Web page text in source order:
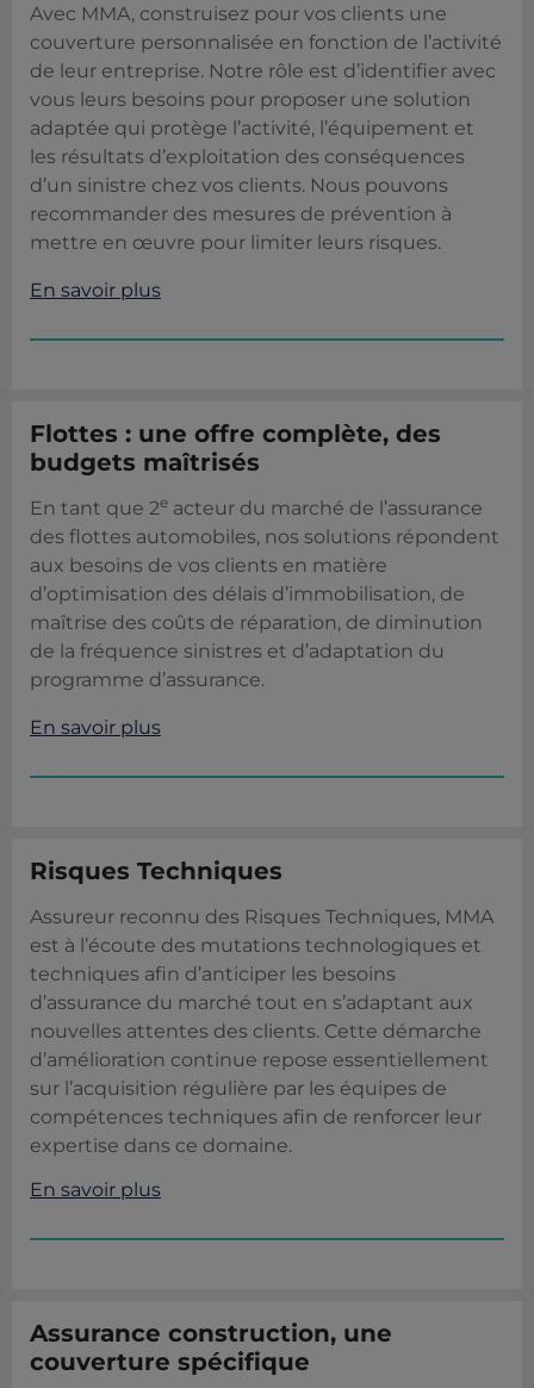
Avec MMA, construisez pour vos clients une
couverture personnalisée en fonction de l’activité
de leur entreprise. Notre rôle est d’identifier avec
vous leurs besoins pour proposer une solution
adaptée qui protège l’activité, l’équipement et
les résultats d’exploitation des conséquences
d’un sinistre chez vos clients. Nous pouvons
recommander des mesures de prévention à
mettre en œuvre pour limiter leurs risques.
En savoir plus
Flottes : une offre complète, des
budgets maîtrisés
En tant que 2e acteur du marché de l’assurance
des flottes automobiles, nos solutions répondent
aux besoins de vos clients en matière
d’optimisation des délais d’immobilisation, de
maîtrise des coûts de réparation, de diminution
de la fréquence sinistres et d’adaptation du
programme d’assurance.
En savoir plus
Risques Techniques
Assureur reconnu des Risques Techniques, MMA
est à l’écoute des mutations technologiques et
techniques afin d’anticiper les besoins
d’assurance du marché tout en s’adaptant aux
nouvelles attentes des clients. Cette démarche
d’amélioration continue repose essentiellement
sur l’acquisition régulière par les équipes de
compétences techniques afin de renforcer leur
expertise dans ce domaine.
En savoir plus
Assurance construction, une
couverture spécifique